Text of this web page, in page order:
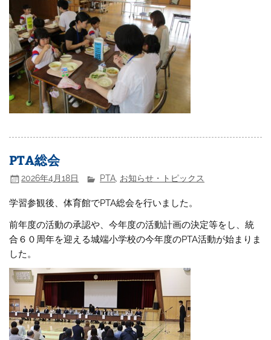
PTA総会
2026年4月18日 PTA, お知らせ・トピックス
学習参観後、体育館でPTA総会を行いました。
前年度の活動の承認や、今年度の活動計画の決定等をし、統
合６０周年を迎える城端小学校の今年度のPTA活動が始まりま
した。